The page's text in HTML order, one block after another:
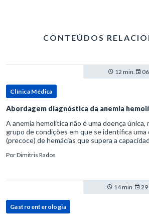
CONTEÚDOS
12 min.
Clínica Médica
Abordagem diagnóstica da anemia
A anemia hemolítica não é uma doença única,
grupo de condições em que se identifica
(precoce) de hemácias que supera a
PorDimitris Rados
14 min. 29
Gastroenterologia